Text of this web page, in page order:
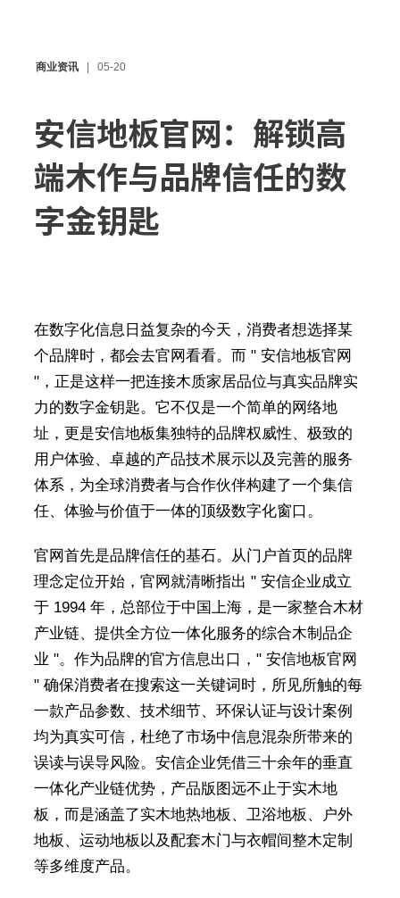
商业资讯 05-20
安信地板官网：解锁高
端木作与品牌信任的数
字金钥匙
在数字化信息日益复杂的今天，消费者想选择某
个品牌时，都会去官网看看。而 " 安信地板官网
"，正是这样一把连接木质家居品位与真实品牌实
力的数字金钥匙。它不仅是一个简单的网络地
址，更是安信地板集独特的品牌权威性、极致的
用户体验、卓越的产品技术展示以及完善的服务
体系，为全球消费者与合作伙伴构建了一个集信
任、体验与价值于一体的顶级数字化窗口。
官网首先是品牌信任的基石。从门户首页的品牌
理念定位开始，官网就清晰指出 " 安信企业成立
于 1994 年，总部位于中国上海，是一家整合木材
产业链、提供全方位一体化服务的综合木制品企
业 "。作为品牌的官方信息出口，" 安信地板官网
" 确保消费者在搜索这一关键词时，所见所触的每
一款产品参数、技术细节、环保认证与设计案例
均为真实可信，杜绝了市场中信息混杂所带来的
误读与误导风险。安信企业凭借三十余年的垂直
一体化产业链优势，产品版图远不止于实木地
板，而是涵盖了实木地热地板、卫浴地板、户外
地板、运动地板以及配套木门与衣帽间整木定制
等多维度产品。